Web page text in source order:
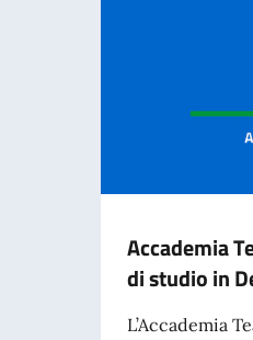
Accademia
di studio in
L’Accademia